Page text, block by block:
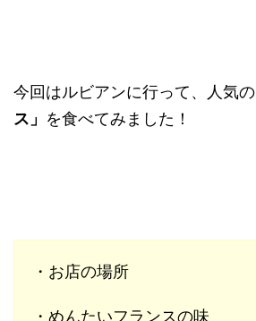
今回はルビアンに行って、人気の
ス」 を食べてみました！
・お店の場所
・めんたいフランスの味